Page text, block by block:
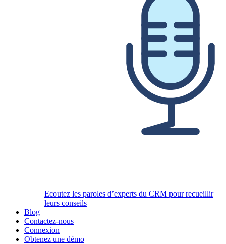
Ecoutez les paroles d’experts du CRM pour recueillir
leurs conseils
Blog
Contactez-nous
Connexion
Obtenez une démo